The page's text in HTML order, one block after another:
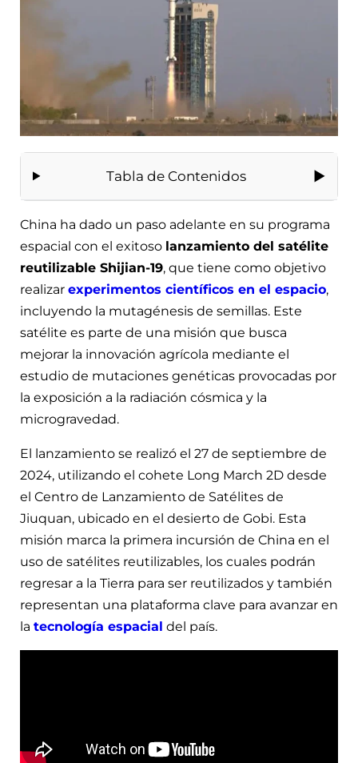
Tabla de Contenidos
China ha dado un paso adelante en su programa
espacial con el exitoso lanzamiento del satélite
reutilizable Shijian-19, que tiene como objetivo
realizar experimentos científicos en el espacio,
incluyendo la mutagénesis de semillas. Este
satélite es parte de una misión que busca
mejorar la innovación agrícola mediante el
estudio de mutaciones genéticas provocadas por
la exposición a la radiación cósmica y la
microgravedad.
El lanzamiento se realizó el 27 de septiembre de
2024, utilizando el cohete Long March 2D desde
el Centro de Lanzamiento de Satélites de
Jiuquan, ubicado en el desierto de Gobi. Esta
misión marca la primera incursión de China en el
uso de satélites reutilizables, los cuales podrán
regresar a la Tierra para ser reutilizados y también
representan una plataforma clave para avanzar en
la tecnología espacial del país.